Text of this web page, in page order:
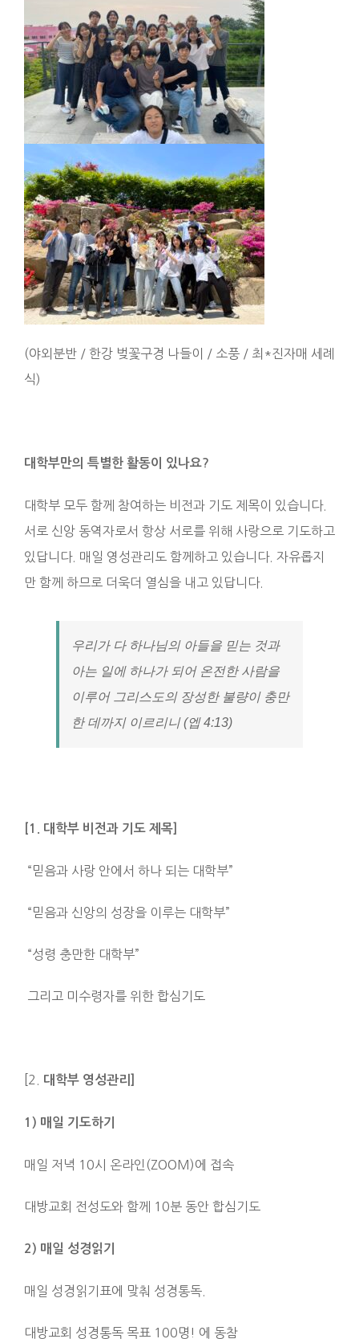
(야외분반 / 한강 벚꽃구경 나들이 / 소풍 / 최*진자매 세례
식)
대학부만의 특별한 활동이 있나요?
대학부 모두 함께 참여하는 비전과 기도 제목이 있습니다.
서로 신앙 동역자로서 항상 서로를 위해 사랑으로 기도하고
있답니다. 매일 영성관리도 함께하고 있습니다. 자유롭지
만 함께 하므로 더욱더 열심을 내고 있답니다.
우리가 다 하나님의 아들을 믿는 것과
아는 일에 하나가 되어 온전한 사람을
이루어 그리스도의 장성한 불량이 충만
한 데까지 이르리니 (엡 4:13)
[1. 대학부 비전과 기도 제목]
“믿음과 사랑 안에서 하나 되는 대학부”
“믿음과 신앙의 성장을 이루는 대학부”
“성령 충만한 대학부”
그리고 미수령자를 위한 합심기도
[2. 대학부 영성관리]
1) 매일 기도하기
매일 저녁 10시 온라인(ZOOM)에 접속
대방교회 전성도와 함께 10분 동안 합심기도
2) 매일 성경읽기
매일 성경읽기표에 맞춰 성경통독.
대방교회 성경통독 목표 100명! 에 동참